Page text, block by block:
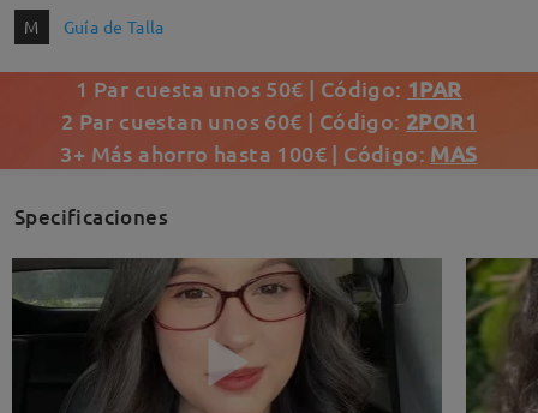
M Guía de Talla
1 Par cuesta unos 50€ | Código: 1PAR
2 Par cuestan unos 60€ | Código: 2POR1
3+ Más ahorro hasta 100€ | Código: MAS
Specificaciones